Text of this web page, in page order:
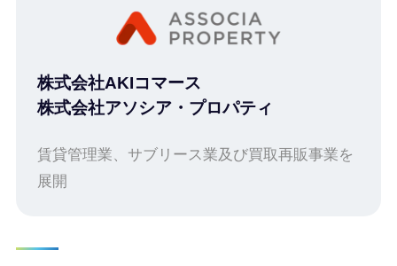
株式会社AKIコマース
株式会社アソシア・プロパティ
賃貸管理業、サブリース業及び買取再販事業を
展開